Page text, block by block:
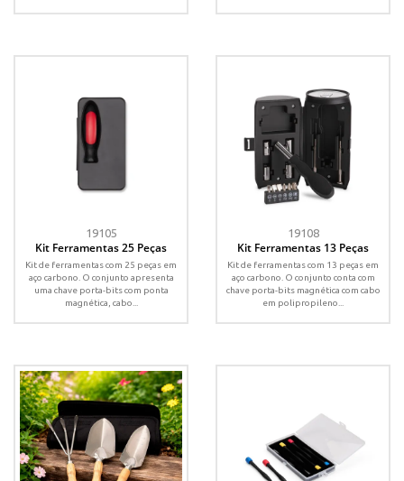
19105
Kit Ferramentas 25 Peças
Kit de ferramentas com 25 peças em
aço carbono. O conjunto apresenta
uma chave porta-bits com ponta
magnética, cabo...
19108
Kit Ferramentas 13 Peças
Kit de ferramentas com 13 peças em
aço carbono. O conjunto conta com
chave porta-bits magnética com cabo
em polipropileno...